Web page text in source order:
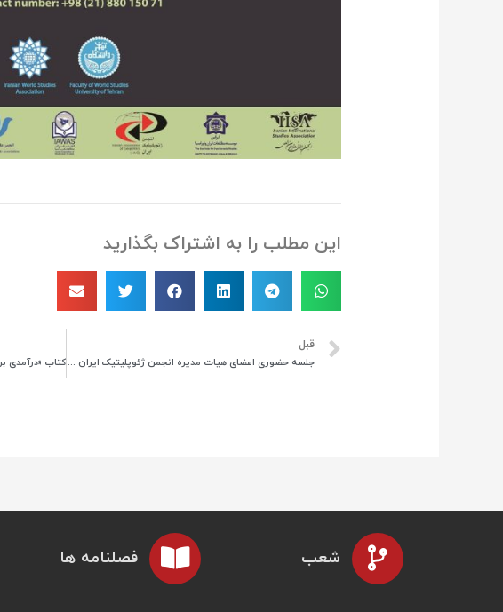
این مطلب را به اشتراک بگذارید
قبل
جلسه حضوری اعضای هیات مدیره انجمن ژئوپلیتیک ایران با مسئولین کمیته ها برگزار شد.
شعب فصلنامه ها